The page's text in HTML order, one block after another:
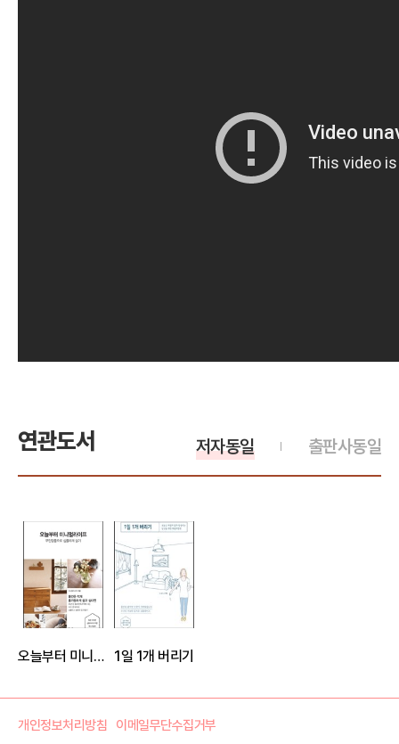
연관도서 출판사동일
저자동일
오늘부터 미니멀 라이프 1일 1개 버리기
개인정보처리방침 이메일무단수집거부